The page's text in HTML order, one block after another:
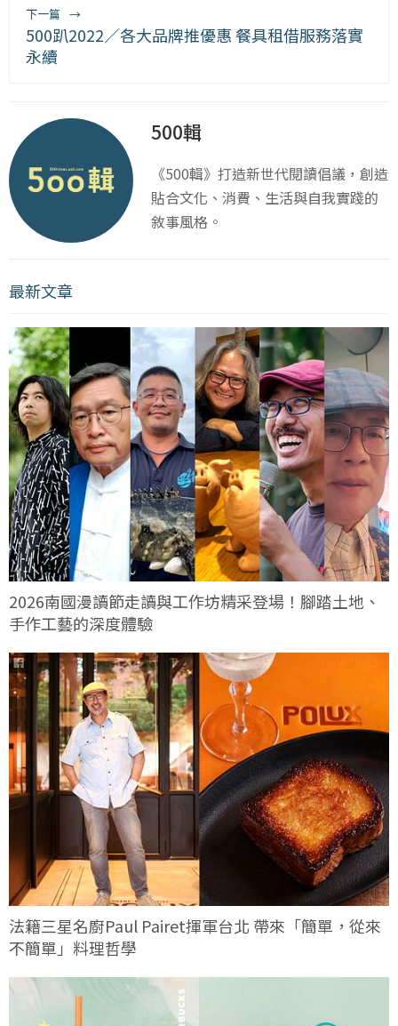
下一篇 →
500趴2022／各大品牌推優惠 餐具租借服務落實
永續
500輯
《500輯》打造新世代閱讀倡議，創造
貼合文化、消費、生活與自我實踐的
敘事風格。
最新文章
2026南國漫讀節走讀與工作坊精采登場！腳踏土地、
手作工藝的深度體驗
法籍三星名廚Paul Pairet揮軍台北 帶來「簡單，從來
不簡單」料理哲學